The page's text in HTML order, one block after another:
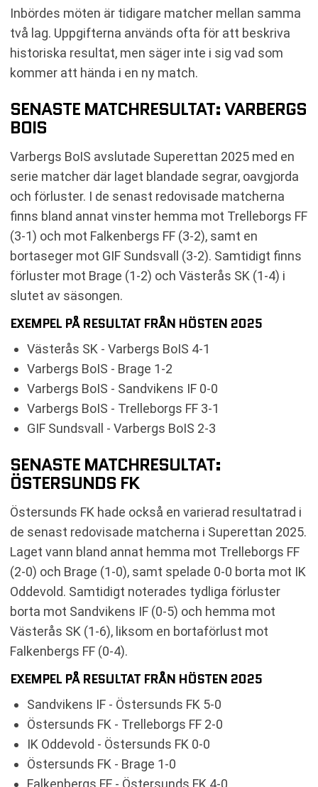
Inbördes möten är tidigare matcher mellan samma
två lag. Uppgifterna används ofta för att beskriva
historiska resultat, men säger inte i sig vad som
kommer att hända i en ny match.
SENASTE MATCHRESULTAT: VARBERGS
BOIS
Varbergs BoIS avslutade Superettan 2025 med en
serie matcher där laget blandade segrar, oavgjorda
och förluster. I de senast redovisade matcherna
finns bland annat vinster hemma mot Trelleborgs FF
(3-1) och mot Falkenbergs FF (3-2), samt en
bortaseger mot GIF Sundsvall (3-2). Samtidigt finns
förluster mot Brage (1-2) och Västerås SK (1-4) i
slutet av säsongen.
EXEMPEL PÅ RESULTAT FRÅN HÖSTEN 2025
Västerås SK - Varbergs BoIS 4-1
Varbergs BoIS - Brage 1-2
Varbergs BoIS - Sandvikens IF 0-0
Varbergs BoIS - Trelleborgs FF 3-1
GIF Sundsvall - Varbergs BoIS 2-3
SENASTE MATCHRESULTAT:
ÖSTERSUNDS FK
Östersunds FK hade också en varierad resultatrad i
de senast redovisade matcherna i Superettan 2025.
Laget vann bland annat hemma mot Trelleborgs FF
(2-0) och Brage (1-0), samt spelade 0-0 borta mot IK
Oddevold. Samtidigt noterades tydliga förluster
borta mot Sandvikens IF (0-5) och hemma mot
Västerås SK (1-6), liksom en bortaförlust mot
Falkenbergs FF (0-4).
EXEMPEL PÅ RESULTAT FRÅN HÖSTEN 2025
Sandvikens IF - Östersunds FK 5-0
Östersunds FK - Trelleborgs FF 2-0
IK Oddevold - Östersunds FK 0-0
Östersunds FK - Brage 1-0
Falkenbergs FF - Östersunds FK 4-0